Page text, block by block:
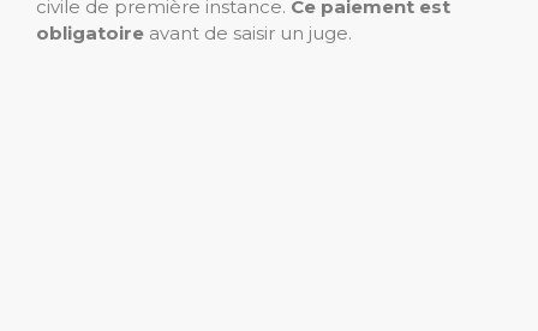
civile de première instance. Ce paiement est
obligatoire avant de saisir un juge.